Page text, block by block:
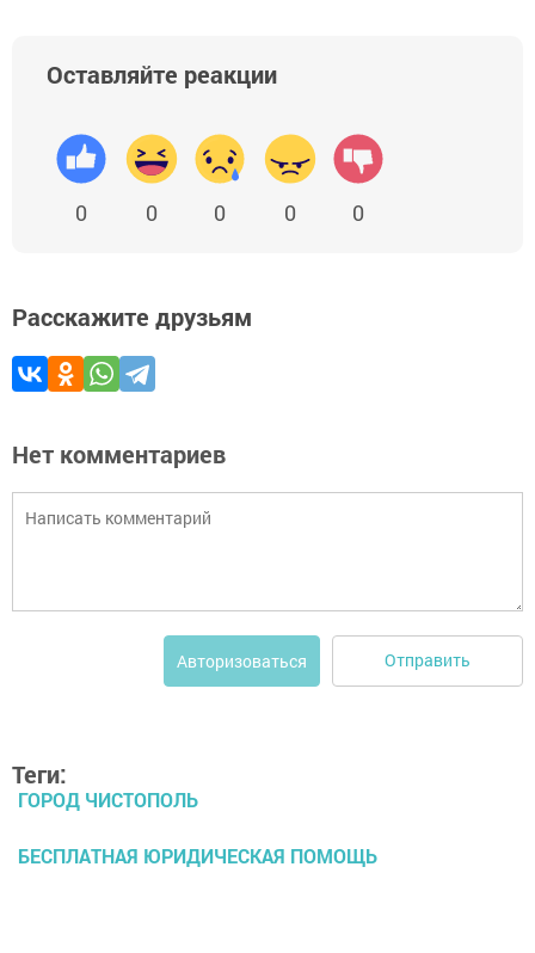
Оставляйте реакции
0 0 0 0 0
Расскажите друзьям
Нет комментариев
Авторизоваться Отправить
Теги:
ГОРОД ЧИСТОПОЛЬ
БЕСПЛАТНАЯ ЮРИДИЧЕСКАЯ ПОМОЩЬ